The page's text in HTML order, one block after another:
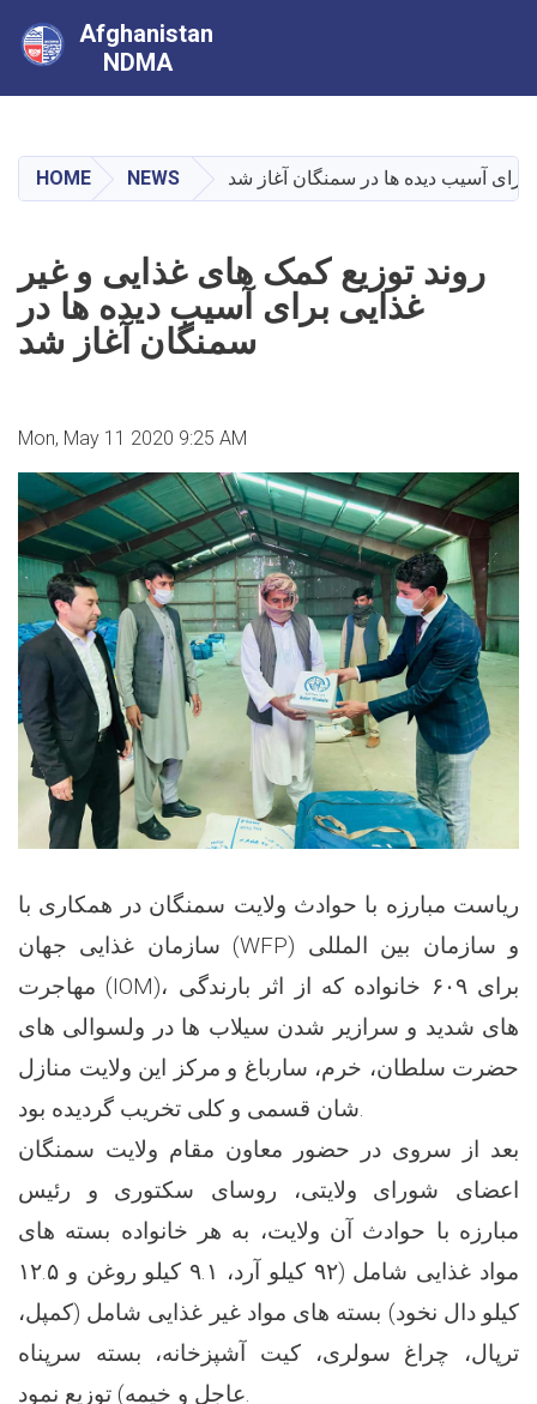
main
content
Afghanistan
NDMA
HOME NEWS برای آسیب دیده ها در سمنگان آغاز شد
روند توزیع کمک های غذایی و غیر
غذایی برای آسیب دیده ها در
سمنگان آغاز شد
Mon, May 11 2020 9:25 AM
ریاست مبارزه با حوادث ولایت سمنگان در همکاری با
سازمان غذایی جهان (WFP) و سازمان بین المللی
مهاجرت (IOM)، برای ۶۰۹ خانواده که از اثر بارندگی
های شدید و سرازیر شدن سیلاب ها در ولسوالی های
حضرت سلطان، خرم، سارباغ و مرکز این ولایت منازل
بعد از سروی در حضور معاون مقام ولایت سمنگان
اعضای شورای ولایتی، روسای سکتوری و رئیس
مبارزه با حوادث آن ولایت، به هر خانواده بسته های
مواد غذایی شامل (۹۲ کیلو آرد، ۹.۱ کیلو روغن و ۱۲.۵
کیلو دال نخود) بسته های مواد غیر غذایی شامل (کمپل،
ترپال، چراغ سولری، کیت آشپزخانه، بسته سرپناه